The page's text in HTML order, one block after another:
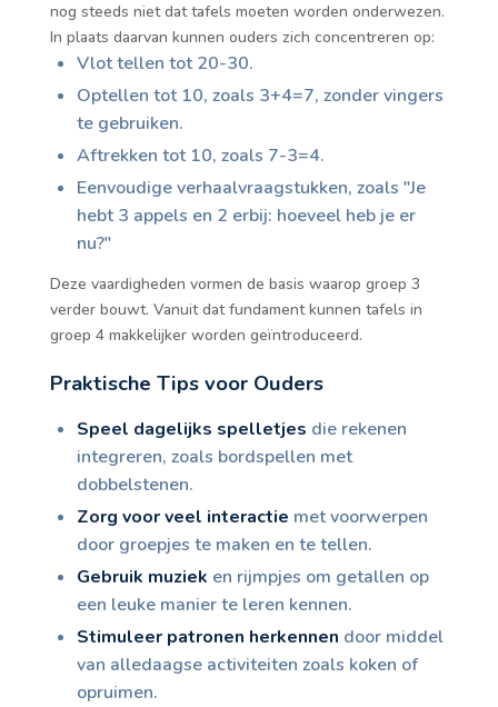
nog steeds niet dat tafels moeten worden onderwezen.
In plaats daarvan kunnen ouders zich concentreren op:
Vlot tellen tot 20-30.
Optellen tot 10, zoals 3+4=7, zonder vingers
te gebruiken.
Aftrekken tot 10, zoals 7-3=4.
Eenvoudige verhaalvraagstukken, zoals "Je
hebt 3 appels en 2 erbij: hoeveel heb je er
nu?"
Deze vaardigheden vormen de basis waarop groep 3
verder bouwt. Vanuit dat fundament kunnen tafels in
groep 4 makkelijker worden geïntroduceerd.
Praktische Tips voor Ouders
Speel dagelijks spelletjes die rekenen
integreren, zoals bordspellen met
dobbelstenen.
Zorg voor veel interactie met voorwerpen
door groepjes te maken en te tellen.
Gebruik muziek en rijmpjes om getallen op
een leuke manier te leren kennen.
Stimuleer patronen herkennen door middel
van alledaagse activiteiten zoals koken of
opruimen.